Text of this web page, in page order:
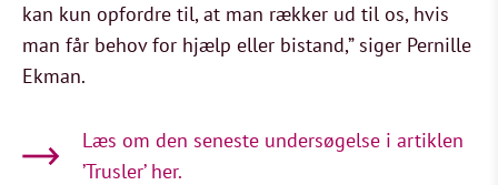
kan kun opfordre til, at man rækker ud til os, hvis
man får behov for hjælp eller bistand,” siger Pernille
Ekman.
Læs om den seneste undersøgelse i artiklen
’Trusler’ her.